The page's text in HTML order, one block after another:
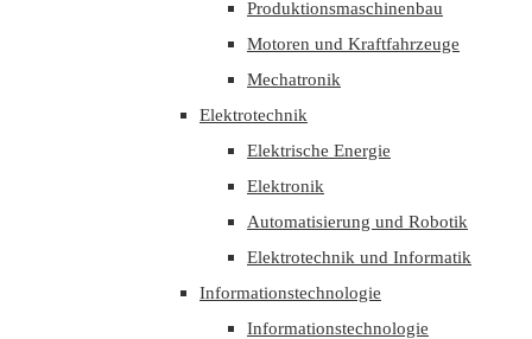
Produktionsmaschinenbau
Motoren und Kraftfahrzeuge
Mechatronik
Elektrotechnik
Elektrische Energie
Elektronik
Automatisierung und Robotik
Elektrotechnik und Informatik
Informationstechnologie
Informationstechnologie